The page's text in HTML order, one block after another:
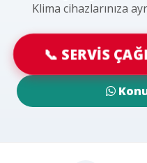
Klima cihazlarınıza
📞 SERVİS